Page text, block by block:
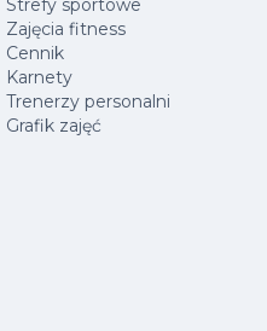
Strefy sportowe
Zajęcia fitness
Cennik
Karnety
Trenerzy personalni
Grafik zajęć